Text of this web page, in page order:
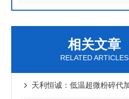
相关文章
RELATED ARTICLES